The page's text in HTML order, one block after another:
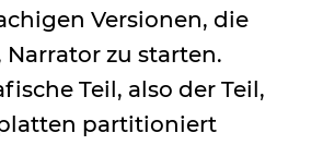
Versionen, die
zu starten.
Teil, also der Teil,
partitioniert